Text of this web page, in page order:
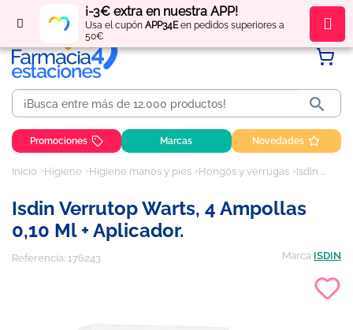
¡-3€ extra en nuestra APP!
Usa el cupón APP34Een pedidos superiores a
50€
Regístratey obténpuntos por tus compras

Promociones Marcas Novedades
Inicio Higiene Higiene manos y pies Hongos y verrugas Isdin Verrutop Warts, 4 Ampollas 0,10 ml + Aplicador.
Isdin Verrutop Warts, 4 Ampollas
0,10 Ml + Aplicador.
Referencia: 176243 Marca ISDIN